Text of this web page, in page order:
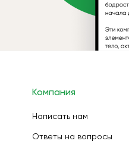
Компания
Написать нам
Ответы на вопросы